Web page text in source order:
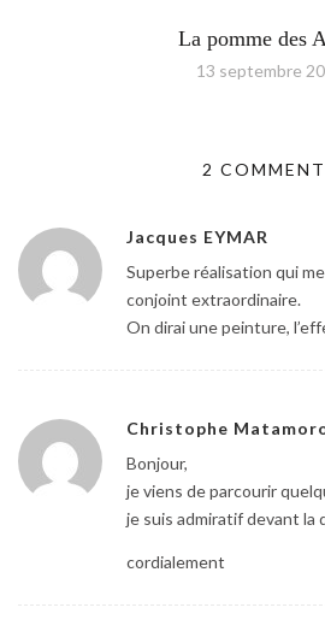
La pomme des
13 septembre
2
Jacques EYMAR
Superbe réalisation qui
conjoint extraordinaire.
On dirai une peinture,
Christophe
Bonjour,
je viens de parcourir
je suis admiratif devant la
cordialement